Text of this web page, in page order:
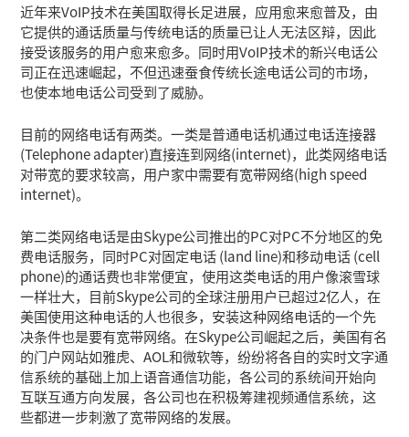
近年来VoIP技术在美国取得长足进展，应用愈来愈普及，由
它提供的通话质量与传统电话的质量已让人无法区辩，因此
接受该服务的用户愈来愈多。同时用VoIP技术的新兴电话公
司正在迅速崛起，不但迅速蚕食传统长途电话公司的市场，
也使本地电话公司受到了威胁。
目前的网络电话有两类。一类是普通电话机通过电话连接器
(Telephone adapter)直接连到网络(internet)，此类网络电话
对带宽的要求较高，用户家中需要有宽带网络(high speed
internet)。
第二类网络电话是由Skype公司推出的PC对PC不分地区的免
费电话服务，同时PC对固定电话 (land line)和移动电话 (cell
phone)的通话费也非常便宜，使用这类电话的用户像滚雪球
一样壮大，目前Skype公司的全球注册用户已超过2亿人，在
美国使用这种电话的人也很多，安装这种网络电话的一个先
决条件也是要有宽带网络。在Skype公司崛起之后，美国有名
的门户网站如雅虎、AOL和微软等，纷纷将各自的实时文字通
信系统的基础上加上语音通信功能，各公司的系统间开始向
互联互通方向发展，各公司也在积极筹建视频通信系统，这
些都进一步刺激了宽带网络的发展。